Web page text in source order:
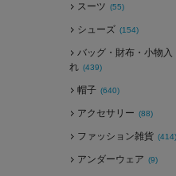
スーツ (55)
シューズ (154)
バッグ・財布・小物入
れ (439)
帽子 (640)
アクセサリー (88)
ファッション雑貨 (414)
アンダーウェア (9)